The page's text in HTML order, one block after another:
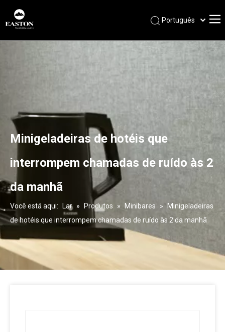
Português
Français
English
Minigeladeiras de hotéis que
interrompem chamadas de ruído às 2
da manhã
Você está aqui: Lar » Produtos » Minibares »
Minigeladeiras
de hotéis que interrompem chamadas de ruído às 2 da manhã